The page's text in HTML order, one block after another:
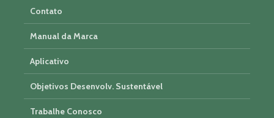
Contato
Manual da Marca
Aplicativo
Objetivos Desenvolv. Sustentável
Trabalhe Conosco